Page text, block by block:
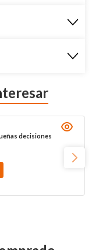
decisiones